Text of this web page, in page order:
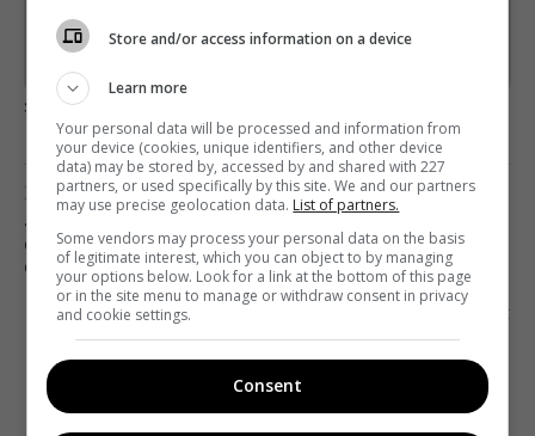
загрузка...
Попередня стаття
«УЛЬТИМАТУМ» ВІД СТБ: ВЕДУЧІ «Я
СОРОМЛЮСЬ СВОГО ТІЛА» СТАНУТЬ
СІМЕЙНИМИ ПСИХОЛОГАМИ
Наступна стаття
НАЦРАДА: ПИТАННЯ ПРОДОВЖЕННЯ
ЦИФРОВИХ ЛІЦЕНЗІЙ ВИРІШИТЬСЯ 27 ЧЕРВНЯ
Store and/or access information on a device
Learn more
Your personal data will be processed and information from
your device (cookies, unique identifiers, and other device
data) may be stored by, accessed by and shared with 227
partners, or used specifically by this site. We and our partners
may use precise geolocation data. List of partners.
Some vendors may process your personal data on the basis
of legitimate interest, which you can object to by managing
your options below. Look for a link at the bottom of this page
or in the site menu to manage or withdraw consent in privacy
and cookie settings.
Consent